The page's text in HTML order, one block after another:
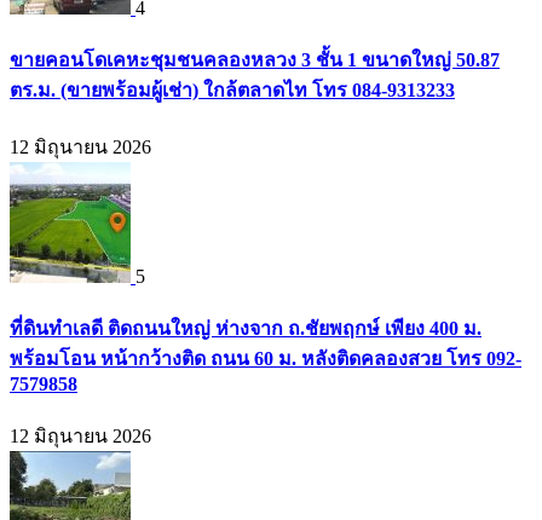
4
ขายคอนโดเคหะชุมชนคลองหลวง 3 ชั้น 1 ขนาดใหญ่ 50.87
ตร.ม. (ขายพร้อมผู้เช่า) ใกล้ตลาดไท โทร 084-9313233
12 มิถุนายน 2026
5
ที่ดินทำเลดี ติดถนนใหญ่ ห่างจาก ถ.ชัยพฤกษ์ เพียง 400 ม.
พร้อมโอน หน้ากว้างติด ถนน 60 ม. หลังติดคลองสวย โทร 092-
7579858
12 มิถุนายน 2026